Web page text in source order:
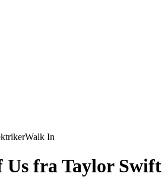
Walk In
Us fra Taylor Swift